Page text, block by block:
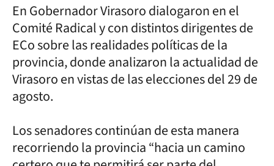
En Gobernador Virasoro dialogaron en el
Comité Radical y con distintos dirigentes de
ECo sobre las realidades políticas de la
provincia, donde analizaron la actualidad de
Virasoro en vistas de las elecciones del 29 de
agosto.
Los senadores continúan de esta manera
recorriendo la provincia “hacia un camino